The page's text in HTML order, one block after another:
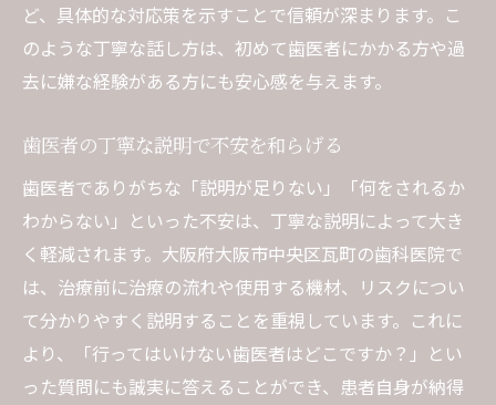
ど、具体的な対応策を示すことで信頼が深まります。こ
のような丁寧な話し方は、初めて歯医者にかかる方や過
去に嫌な経験がある方にも安心感を与えます。
歯医者の丁寧な説明で不安を和らげる
歯医者でありがちな「説明が足りない」「何をされるか
わからない」といった不安は、丁寧な説明によって大き
く軽減されます。大阪府大阪市中央区瓦町の歯科医院で
は、治療前に治療の流れや使用する機材、リスクについ
て分かりやすく説明することを重視しています。これに
より、「行ってはいけない歯医者はどこですか？」とい
った質問にも誠実に答えることができ、患者自身が納得